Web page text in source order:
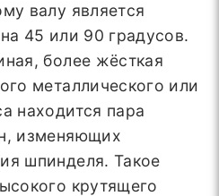
валу является
45 или 90 градусов.
более жёсткая
металлического или
находится пара
изменяющих
шпинделя. Такое
крутящего